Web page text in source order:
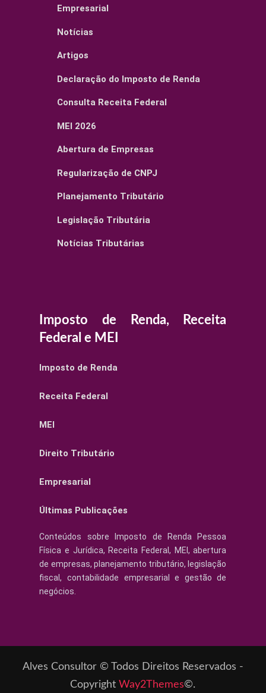
Empresarial
Notícias
Artigos
Declaração do Imposto de Renda
Consulta Receita Federal
MEI 2026
Abertura de Empresas
Regularização de CNPJ
Planejamento Tributário
Legislação Tributária
Notícias Tributárias
Imposto de Renda, Receita
Federal e MEI
Imposto de Renda
Receita Federal
MEI
Direito Tributário
Empresarial
Últimas Publicações
Conteúdos sobre Imposto de Renda Pessoa
Física e Jurídica, Receita Federal, MEI, abertura
de empresas, planejamento tributário, legislação
fiscal, contabilidade empresarial e gestão de
negócios.
Alves Consultor © Todos Direitos Reservados -
Copyright Way2Themes©.